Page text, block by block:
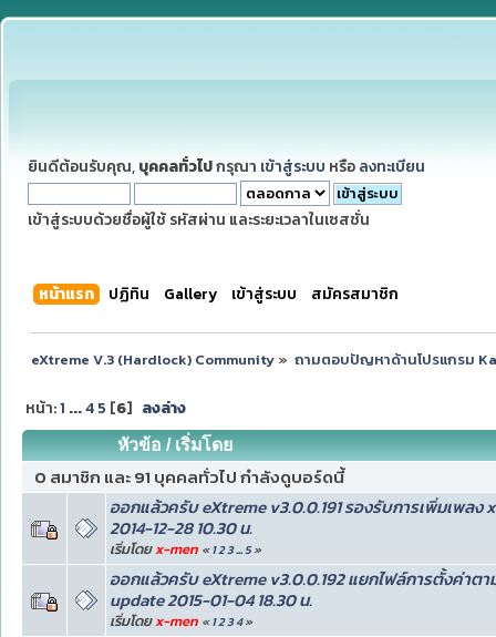
ยินดีต้อนรับคุณ, บุคคลทั่วไปกรุณา เข้าสู่ระบบ หรือ ลงทะเบียน
เข้าสู่ระบบด้วยชื่อผู้ใช้ รหัสผ่าน และระยะเวลาในเซสชั่น
หน้าแรก ปฏิทิน Gallery เข้าสู่ระบบ สมัครสมาชิก
eXtreme V.3 (Hardlock) Community» ถามตอบปัญหาด้านโปรแกรม
หน้า:1 ...4 5 [6] ลงล่าง
หัวข้อ/เริ่มโดย
0 สมาชิก และ 91 บุคคลทั่วไป กำลังดูบอร์ดนี้
ออกแล้วครับ eXtreme v3.0.0.191 รองรับการเพิ่มเพล
2014-12-28 10.30 น.
เริ่มโดยx-men «123...5»
ออกแล้วครับ eXtreme v3.0.0.192 แยกไฟล์การตั้งค่าตา
update 2015-01-04 18.30 น.
เริ่มโดยx-men «1234»